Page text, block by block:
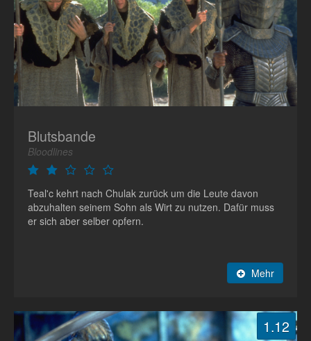
Blutsbande
Bloodlines
Teal'c kehrt nach Chulak zurück um die Leute davon
abzuhalten seinem Sohn als Wirt zu nutzen. Dafür muss
er sich aber selber opfern.
Mehr
1.12